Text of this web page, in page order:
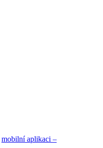
mobilní aplikaci –